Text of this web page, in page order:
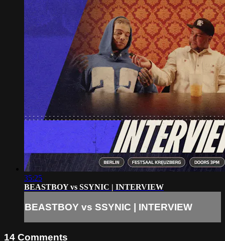
35:25
BEASTBOY vs SSYNIC | INTERVIEW
BEASTBOY vs SSYNIC | INTERVIEW
14 Comments